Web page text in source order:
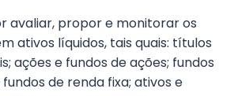
avaliar, propor e monitorar os
ativos líquidos, tais quais: títulos
ações e fundos de ações; fundos
de renda fixa; ativos e